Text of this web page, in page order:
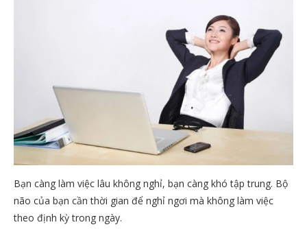
Bạn càng làm việc lâu không nghỉ, bạn càng khó tập trung. Bộ
não của bạn cần thời gian để nghỉ ngơi mà không làm việc
theo định kỳ trong ngày.